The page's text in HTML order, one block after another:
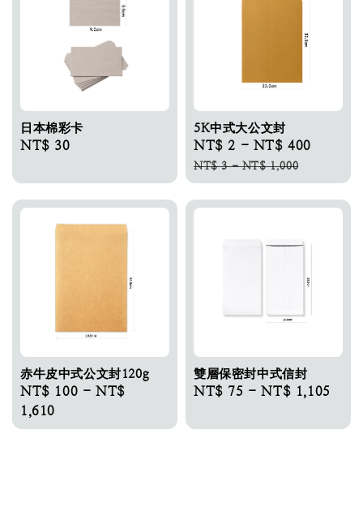
日本棉彩卡​
Regular
NT$ 30
5K中式大公文封
Sale
price
NT$ 2 - NT$ 400
NT$ 3-NT$ 1,000
赤牛皮中式公文封120g
Regular
price
NT$ 100 -NT$
1,610
雙層保密封中式信封
Regular
NT$ 75 -NT$ 1,105